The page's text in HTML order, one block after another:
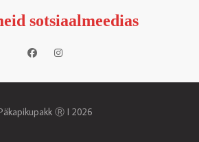
sotsiaalmeedias
Ⓡ I 2026